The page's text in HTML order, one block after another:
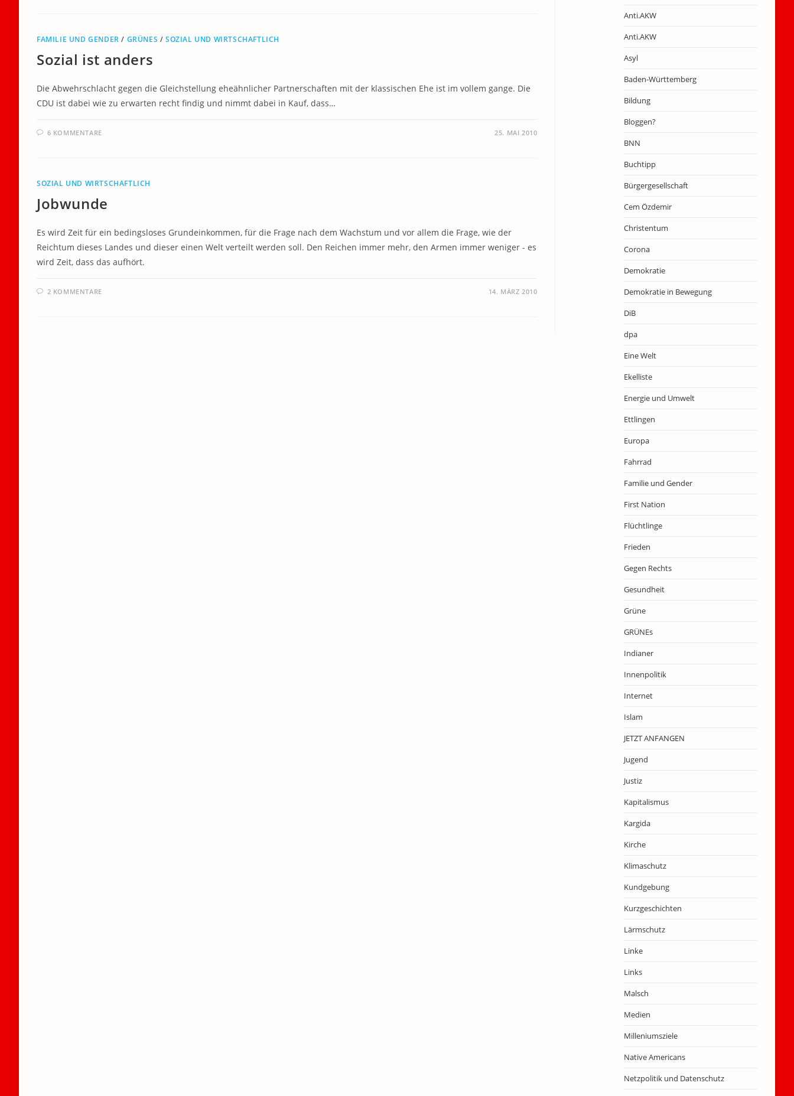
FAMILIE UND GENDER / GRÜNES /SOZIAL UND WIRTSCHAFTLICH
Sozial ist anders
Die Abwehrschlacht gegen die Gleichstellung eheähnlicher Partnerschaften mit der klassischen Ehe ist im vollem gange. Die
CDU ist dabei wie zu erwarten recht findig und nimmt dabei in Kauf, dass…
6 KOMMENTARE 25. MAI 2010
SOZIAL UND WIRTSCHAFTLICH
Jobwunde
Es wird Zeit für ein bedingsloses Grundeinkommen, für die Frage nach dem Wachstum und vor allem die Frage, wie der
Reichtum dieses Landes und dieser einen Welt verteilt werden soll. Den Reichen immer mehr, den Armen immer weniger - es
wird Zeit, dass das aufhört.
2 KOMMENTARE 14. MÄRZ 2010
Anti.AKW
Anti.AKW
Asyl
Baden-Württemberg
Bildung
Bloggen?
BNN
Buchtipp
Bürgergesellschaft
Cem Özdemir
Christentum
Corona
Demokratie
Demokratie in Bewegung
DiB
dpa
Eine Welt
Ekelliste
Energie und Umwelt
Ettlingen
Europa
Fahrrad
Familie und Gender
First Nation
Flüchtlinge
Frieden
Gegen Rechts
Gesundheit
Grüne
GRÜNEs
Indianer
Innenpolitik
Internet
Islam
JETZT ANFANGEN
Jugend
Justiz
Kapitalismus
Kargida
Kirche
Klimaschutz
Kundgebung
Kurzgeschichten
Lärmschutz
Linke
Links
Malsch
Medien
Milleniumsziele
Native Americans
Netzpolitik und Datenschutz